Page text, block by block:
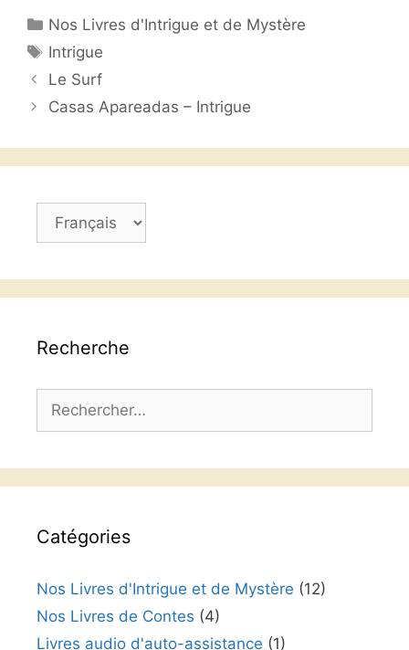
e
b
o
o
k
er s
p
l
g
Catégories
Nos Livres d'Intrigue et de Mystère
Étiquettes
Intrigue
Le Surf
Casas Apareadas – Intrigue
Choisir
Recherche
Catégories
Nos Livres d'Intrigue et de Mystère (12)
Nos Livres de Contes (4)
Livres audio d'auto-assistance (1)